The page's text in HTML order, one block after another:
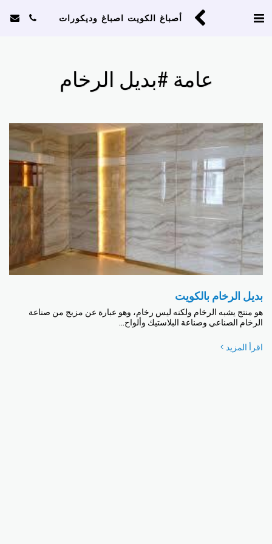
أصباغ الكويت اصباغ وديكورات
عامة #بديل الرخام
بديل الرخام بالكويت
هو منتج يشبه الرخام ولكنه ليس رخام، وهو عبارة عن مزيج من صناعة
الرخام الصناعي وصناعة البلاستيك وألواح...
اقرأ المزيد